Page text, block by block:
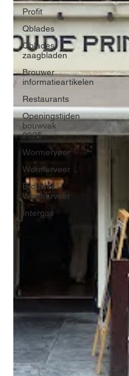
Profit
Qblades
Qblades
zaagbladen
Brouwer
informatieartikelen
Restaurants
Openingstijden
bouwvak
2025
Wormerveer
Wormerveer
Brouwer
Wormerveer
Intergas